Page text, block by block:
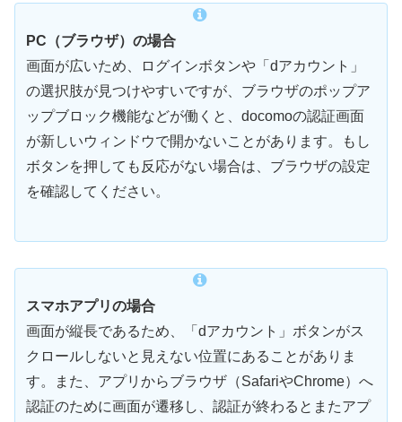
PC（ブラウザ）の場合
画面が広いため、ログインボタンや「dアカウント」
の選択肢が見つけやすいですが、ブラウザのポップア
ップブロック機能などが働くと、docomoの認証画面
が新しいウィンドウで開かないことがあります。もし
ボタンを押しても反応がない場合は、ブラウザの設定
を確認してください。
スマホアプリの場合
画面が縦長であるため、「dアカウント」ボタンがス
クロールしないと見えない位置にあることがありま
す。また、アプリからブラウザ（SafariやChrome）へ
認証のために画面が遷移し、認証が終わるとまたアプ